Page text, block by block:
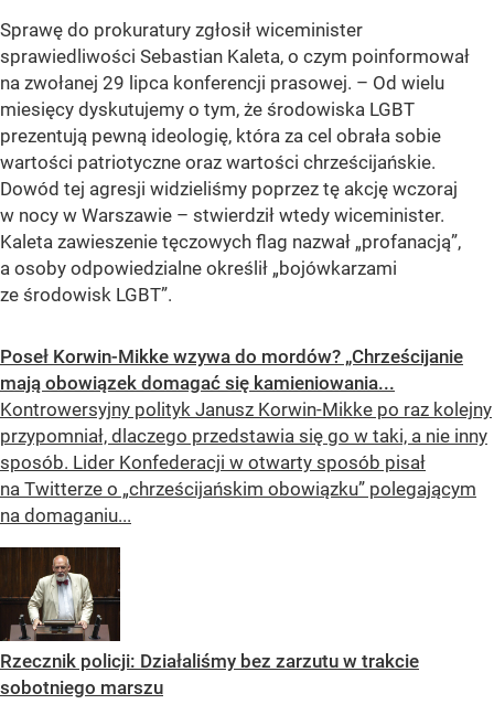
Sprawę do prokuratury zgłosił wiceminister
sprawiedliwości Sebastian Kaleta, o czym poinformował
na zwołanej 29 lipca konferencji prasowej. – Od wielu
miesięcy dyskutujemy o tym, że środowiska LGBT
prezentują pewną ideologię, która za cel obrała sobie
wartości patriotyczne oraz wartości chrześcijańskie.
Dowód tej agresji widzieliśmy poprzez tę akcję wczoraj
w nocy w Warszawie – stwierdził wtedy wiceminister.
Kaleta zawieszenie tęczowych flag nazwał „profanacją”,
a osoby odpowiedzialne określił „bojówkarzami
ze środowisk LGBT”.
Poseł Korwin-Mikke wzywa do mordów? „Chrześcijanie
mają obowiązek domagać się kamieniowania...
Kontrowersyjny polityk Janusz Korwin-Mikke po raz kolejny
przypomniał, dlaczego przedstawia się go w taki, a nie inny
sposób. Lider Konfederacji w otwarty sposób pisał
na Twitterze o „chrześcijańskim obowiązku” polegającym
na domaganiu...
Rzecznik policji: Działaliśmy bez zarzutu w trakcie
sobotniego marszu